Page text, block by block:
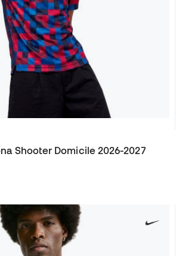
Shooter Domicile 2026-2027